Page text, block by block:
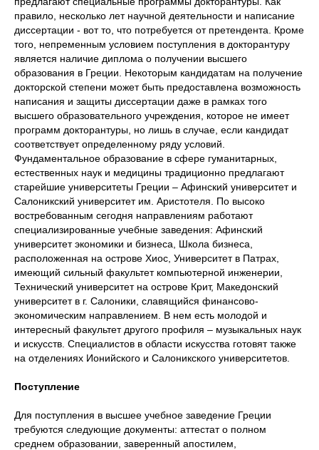
правило, несколько лет научной деятельности и написание
диссертации - вот то, что потребуется от претендента. Кроме
того, непременным условием поступления в докторантуру
является наличие диплома о получении высшего
образования в Греции. Некоторым кандидатам на получение
докторской степени может быть предоставлена возможность
написания и защиты диссертации даже в рамках того
высшего образовательного учреждения, которое не имеет
программ докторантуры, но лишь в случае, если кандидат
соответствует определенному ряду условий.
Фундаментальное образование в сфере гуманитарных,
естественных наук и медицины традиционно предлагают
старейшие университеты Греции – Афинский университет и
Салоникский университет им. Аристотеля. По высоко
востребованным сегодня направлениям работают
специализированные учебные заведения: Афинский
университет экономики и бизнеса, Школа бизнеса,
расположенная на острове Хиос, Университет в Патрах,
имеющий сильный факультет компьютерной инженерии,
Технический университет на острове Крит, Македонский
университет в г. Салоники, славящийся финансово-
экономическим направлением. В нем есть молодой и
интересный факультет другого профиля – музыкальных наук
и искусств. Специалистов в области искусства готовят также
на отделениях Ионийского и Салоникского университетов.
Поступление
Для поступления в высшее учебное заведение Греции
требуются следующие документы: аттестат о полном
среднем образовании, заверенный апостилем,